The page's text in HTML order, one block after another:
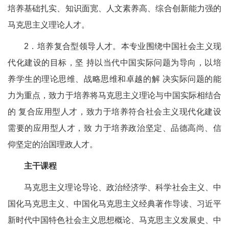
培养基础扎实、知识面宽、人文素养高、综合创新能力强的
马克思主义理论人才。
2．培养复合型领导人才。本专业围绕中国社会主义现
代化建设的目标，坚 持以当代中国实际问题为导向，以培
养学生的理论思维、战略思维和卓越的解 决实际问题的能
力为重点，致力于培养将马克思主义理论与中国实际相结合
的 复合应用型人才，致力于培养符合社会主义现代化建设
需要的应用型人才，致 力于培养政治坚定、品德高尚、信
仰坚定的治国理政人才。
主干课程
马克思主义理论导论、政治经济学、科学社会主义、中
国化马克思主义、中国化马克思主义经典著作导读、习近平
新时代中国特色社会主义思想概论、马克思主义发展史、中